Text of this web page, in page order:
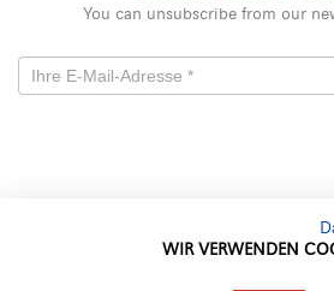
You can unsubscribe from our
Newsletterformular
WIR VERWENDEN